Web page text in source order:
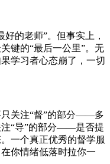
的老师”。但事实上，
键的“最后一公里”。无
学习者心态崩了，一切
只关注“督”的部分——多
注“导”的部分——是否提
一个真正优秀的督学服
你情绪低落时拉你一